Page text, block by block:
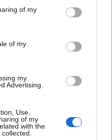
behaviour. You may click to
and its third-party tags to
purposes in below Google
of my
of my
my
Advertising.
Use,
of my
with the
NZD
sono relativi al
un MBA? Dovresti
o qualsiasi